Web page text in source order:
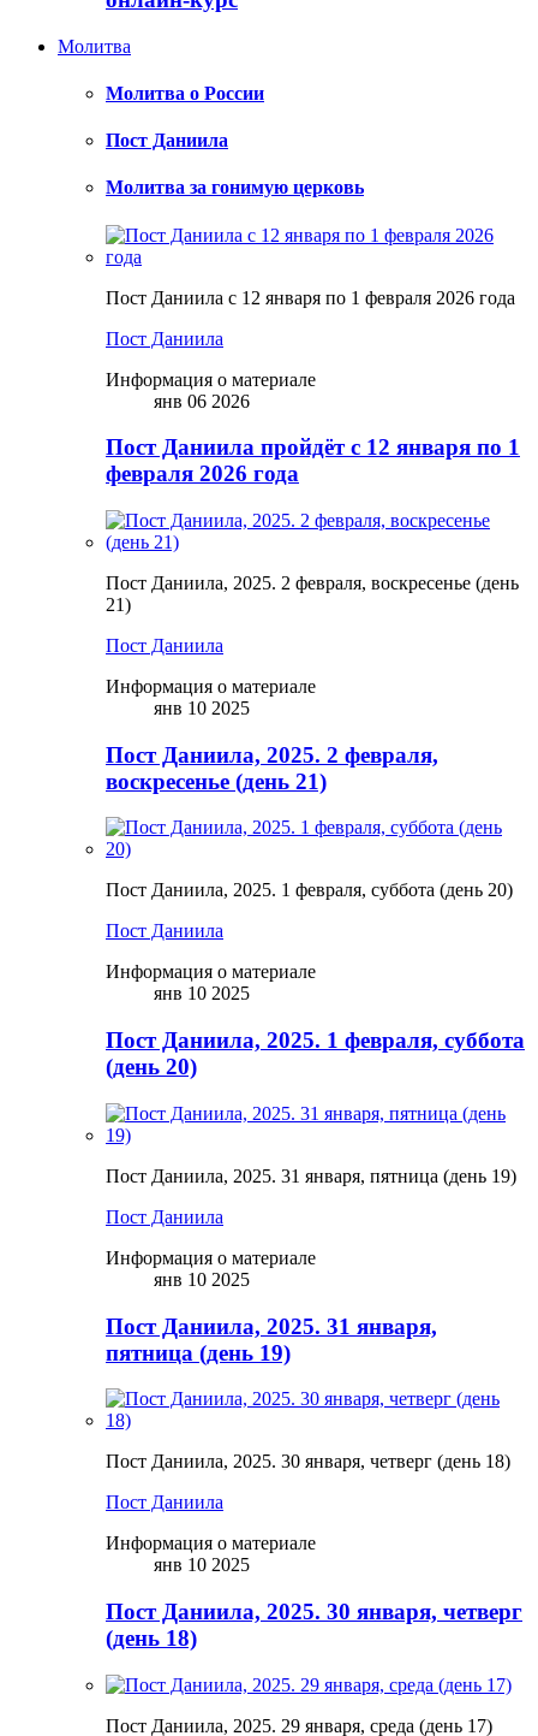
Молитва
Молитва о России
Пост Даниила
Молитва за гонимую церковь
Пост Даниила с 12 января по 1 февраля 2026 года
Пост Даниила
Информация о материале
янв 06 2026
Пост Даниила пройдёт с 12 января по 1
февраля 2026 года
Пост Даниила, 2025. 2 февраля, воскресенье (день
21)
Пост Даниила
Информация о материале
янв 10 2025
Пост Даниила, 2025. 2 февраля,
воскресенье (день 21)
Пост Даниила, 2025. 1 февраля, суббота (день 20)
Пост Даниила
Информация о материале
янв 10 2025
Пост Даниила, 2025. 1 февраля, суббота
(день 20)
Пост Даниила, 2025. 31 января, пятница (день 19)
Пост Даниила
Информация о материале
янв 10 2025
Пост Даниила, 2025. 31 января,
пятница (день 19)
Пост Даниила, 2025. 30 января, четверг (день 18)
Пост Даниила
Информация о материале
янв 10 2025
Пост Даниила, 2025. 30 января, четверг
(день 18)
Пост Даниила, 2025. 29 января, среда (день 17)